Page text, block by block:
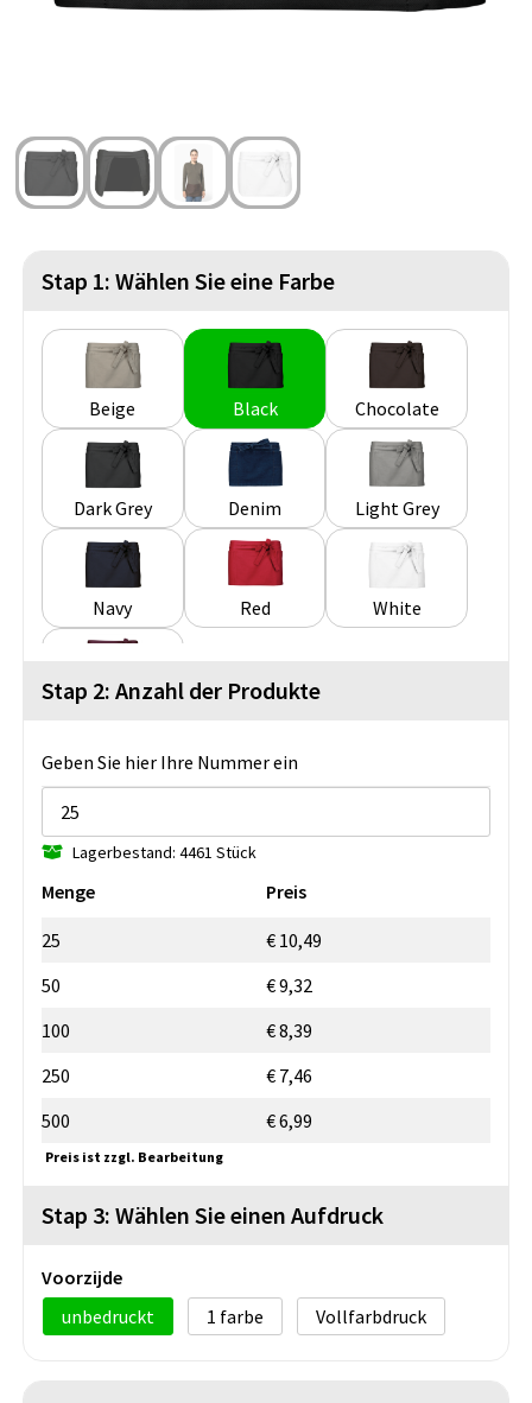
Strandtaschen
Seesäcke
Blazer
Lampen und Werkzeug
Partyprodukte
Lebensmittel
Themenpakete
Stap 1: Wählen Sie eine Farbe
Beige Black Chocolate
Dark Grey Denim Light Grey
Navy Red White
Wine
Stap 2: Anzahl der Produkte
Geben Sie hier Ihre Nummer ein
Lagerbestand: 4461 Stück
Menge Preis
25
€ 10,49
50
€ 9,32
100
€ 8,39
250
€ 7,46
500
€ 6,99
Preis ist zzgl. Bearbeitung
Stap 3: Wählen Sie einen Aufdruck
Voorzijde
unbedruckt
1 Vollfarbdruck